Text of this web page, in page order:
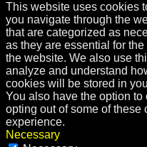
This website uses cookies
you navigate through the
that are categorized as
as they are essential for
the website. We also use
analyze and understand
cookies will be stored in
You also have the option
opting out of some of these
experience.
Necessary